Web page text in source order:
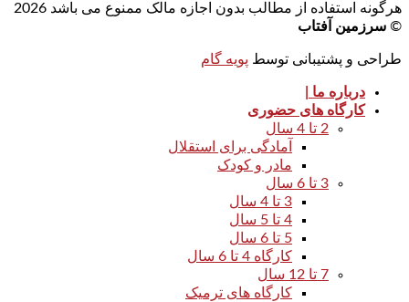
هرگونه استفاده از مطالب بدون اجازه مالک ممنوع می باشد 2026
© سرزمین آفتاب
طراحی و پشتیبانی توسط پویه گام
درباره ما |
کارگاه های حضوری
2 تا 4 سال
آمادگی برای استقلال
مادر و کودک
3 تا 6 سال
3 تا 4 سال
4 تا 5 سال
5 تا 6 سال
کارگاه 4 تا 6 سال
7 تا 12 سال
کارگاه های ترمیک